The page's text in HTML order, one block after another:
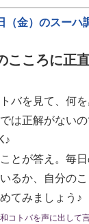
（金）のスーハ
こころに正
バを見て、何
は正解がない
とが答え。毎
るか、自分の
てみましょう♪
コトバを声に出して